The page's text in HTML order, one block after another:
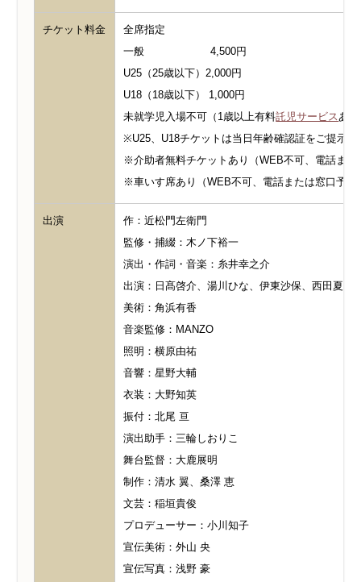
チケット料金
全席指定
一般 4,500円
U25（25歳以下）2,000円
U18（18歳以下） 1,000円
未就学児入場不可（1歳以上有料託児サービスあ
※U25、U18チケットは当日年齢確認証をご提示く
※介助者無料チケットあり（WEB不可、電話また
※車いす席あり（WEB不可、電話または窓口予約
出演
作：近松門左衛門
監修・捕綴：木ノ下裕一
演出・作詞・音楽：糸井幸之介
出演：日髙啓介、湯川ひな、伊東沙保、西田夏奈
美術：角浜有香
音楽監修：MANZO
照明：横原由祐
音響：星野大輔
衣装：大野知英
振付：北尾 亘
演出助手：三輪しおりこ
舞台監督：大鹿展明
制作：清水 翼、桑澤 恵
文芸：稲垣貴俊
プロデューサー：小川知子
宣伝美術：外山 央
宣伝写真：浅野 豪